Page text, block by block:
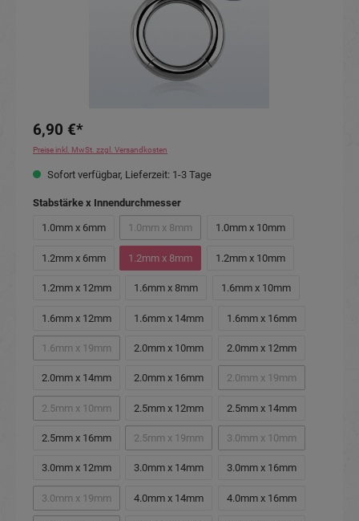
6,90 €*
Preise inkl. MwSt. zzgl. Versandkosten
Sofort verfügbar, Lieferzeit: 1-3 Tage
Stabstärke x Innendurchmesserauswählen
1.0mm x 6mm 1.0mm x 8mm(Diese Option ist zurzeit nicht verfügbar.)
1.0mm x 10mm
1.2mm x 6mm 1.2mm x 8mm 1.2mm x 10mm
1.2mm x 12mm 1.6mm x 8mm 1.6mm x 10mm
1.6mm x 12mm 1.6mm x 14mm 1.6mm x 16mm
1.6mm x 19mm(Diese Option ist zurzeit nicht verfügbar.)
2.0mm x 10mm 2.0mm x 12mm
2.0mm x 14mm 2.0mm x 16mm 2.0mm x 19mm(Diese Option ist
2.5mm x 10mm(Diese Option ist zurzeit nicht verfügbar.)
2.5mm x 12mm 2.5mm x 14mm
2.5mm x 16mm 2.5mm x 19mm(Diese Option ist zurzeit nicht verfügbar.)
3.0mm x 10mm(Diese Option ist
3.0mm x 12mm 3.0mm x 14mm 3.0mm x 16mm
3.0mm x 19mm(Diese Option ist zurzeit nicht verfügbar.)
4.0mm x 14mm 4.0mm x 16mm